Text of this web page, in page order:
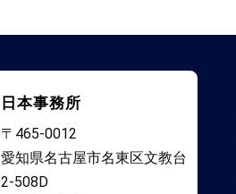
日本事務所
〒465-0012
愛知県名古屋市名東区文教台
2-508D